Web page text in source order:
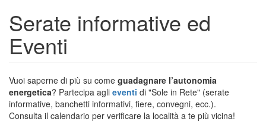
Serate informative ed
Eventi
Vuoi saperne di più su come guadagnare l’autonomia
energetica? Partecipa agli eventi di "Sole in Rete" (serate
informative, banchetti informativi, fiere, convegni, ecc.).
Consulta il calendario per verificare la località a te più vicina!